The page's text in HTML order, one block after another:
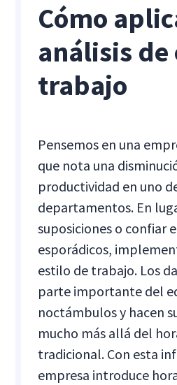
Cómo
análisis de
trabajo
Pensemos en una
que nota una
productividad en uno
departamentos. En
suposiciones o confiar
esporádicos,
estilo de trabajo. Los
parte importante del
noctámbulos y hacen
mucho más allá del
tradicional. Con esta
empresa introduce